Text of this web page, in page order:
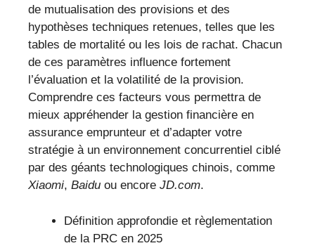
de mutualisation des provisions et des
hypothèses techniques retenues, telles que les
tables de mortalité ou les lois de rachat. Chacun
de ces paramètres influence fortement
l’évaluation et la volatilité de la provision.
Comprendre ces facteurs vous permettra de
mieux appréhender la gestion financière en
assurance emprunteur et d’adapter votre
stratégie à un environnement concurrentiel ciblé
par des géants technologiques chinois, comme
Xiaomi, Baidu ou encore JD.com.
Définition approfondie et règlementation
de la PRC en 2025